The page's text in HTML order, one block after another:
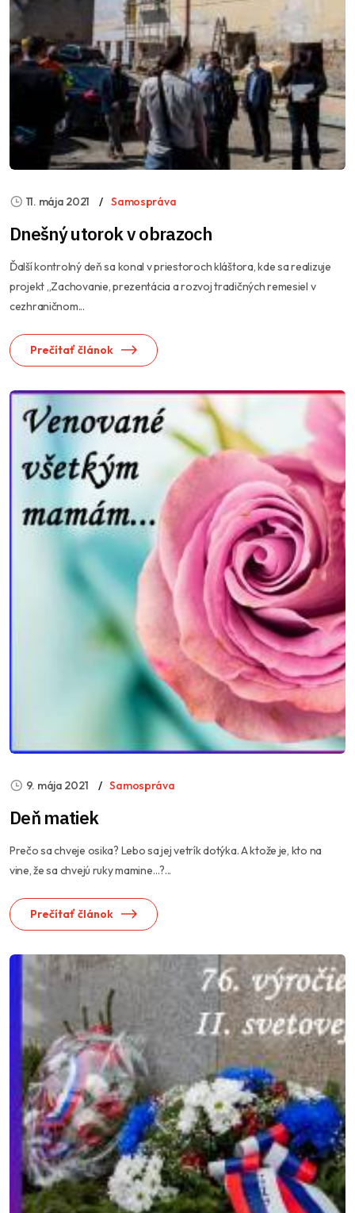
11. mája 2021 Samospráva
Dnešný utorok v obrazoch
Ďalší kontrolný deň sa konal v priestoroch kláštora, kde sa realizuje
projekt „Zachovanie, prezentácia a rozvoj tradičných remesiel v
cezhraničnom...
Prečítať článok
9. mája 2021 Samospráva
Deň matiek
Prečo sa chveje osika? Lebo sa jej vetrík dotýka. A ktože je, kto na
vine, že sa chvejú ruky mamine…?...
Prečítať článok